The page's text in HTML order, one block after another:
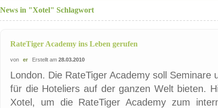
News in "Xotel" Schlagwort
RateTiger Academy ins Leben gerufen
von er Erstellt am 28.03.2010
London. Die RateTiger Academy soll Seminare
für die Hoteliers auf der ganzen Welt bieten.
Xotel, um die RateTiger Academy zum